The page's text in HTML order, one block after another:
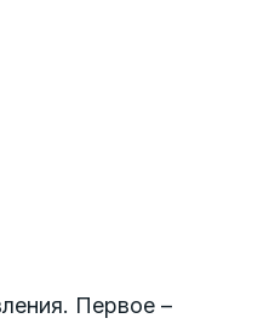
Первое –